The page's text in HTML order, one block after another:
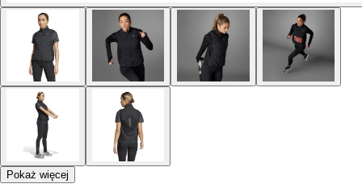
Pokaż więcej